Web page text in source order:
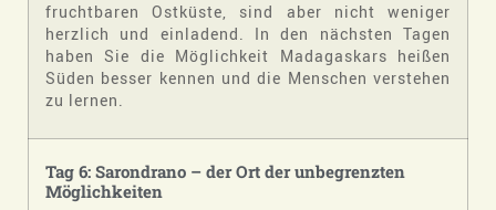
fruchtbaren Ostküste, sind aber nicht weniger
herzlich und einladend. In den nächsten Tagen
haben Sie die Möglichkeit Madagaskars heißen
Süden besser kennen und die Menschen verstehen
zu lernen.
Tag 6: Sarondrano – der Ort der unbegrenzten
Möglichkeiten